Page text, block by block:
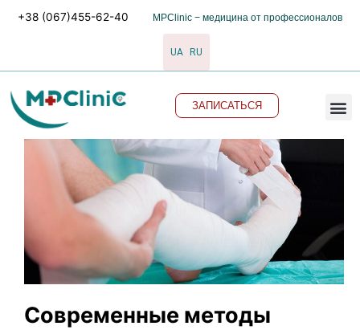
+38 (067)455-62-40 MPClinic − медицина от профессионалов
UA RU
ЗАПИСАТЬСЯ
Современные методы